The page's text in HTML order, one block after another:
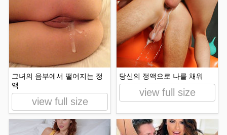
그녀의 음부에서 떨어지는 정
액
view full size
당신의 정액으로 나를 채워
view full size